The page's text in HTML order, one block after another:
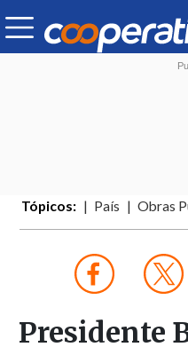
Tópicos: País Obras
Presidente